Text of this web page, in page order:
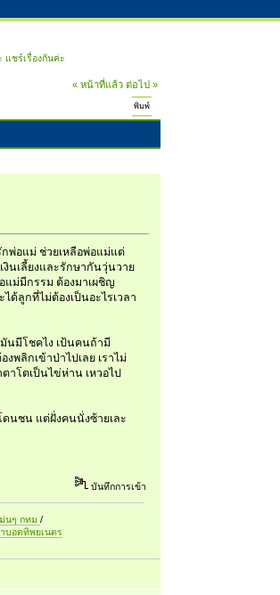
ชร์เรื่องกันค่ะ
« หน้าที่แล้ว ต่อไป »
พิมพ์
พ่อแม่ ช่วยเหลือพ่อแม่แต่
นเลี้ยงและรักษากันวุ่นวาย
แม่มีกรรม ต้องมาเผชิญ
ด้ลูกที่ไม่ต้องเป็นอะไรเวลา
นมีโชคไง เป้นคนถ้ามี
ลิกเข้าป่าไปเลย เราไม่
าโตเป็นไข่ห่าน เหวอไป
นชน แต่ฝั่งคนนั่งซ้ายเละ
บันทึกการเข้า
นๆ กทม/
บอดทิพยเนตร